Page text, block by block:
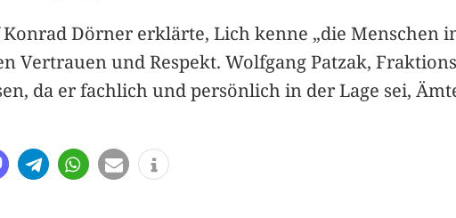
Dörner erklärte, Lich kenne „die Menschen
Vertrauen und Respekt. Wolfgang Patzak,
da er fachlich und persönlich in der Lage sei,